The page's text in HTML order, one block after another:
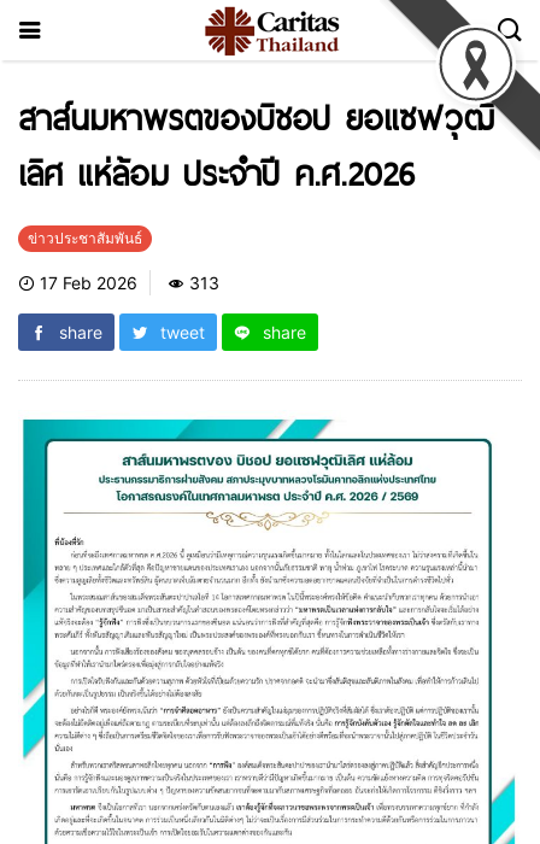
สาส์นมหาพรตของบิชอป ยอแซฟวุฒิ
เลิศ แห่ล้อม ประจำปี ค.ศ.2026
ข่าวประชาสัมพันธ์
17 Feb 2026 313
share tweet share